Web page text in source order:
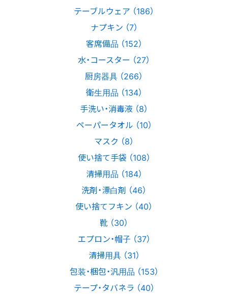
テーブルウェア （186）
ナプキン （7）
客席備品 （152）
水・コースター （27）
厨房器具 （266）
衛生用品 （134）
手洗い・消毒液 （8）
ペーパータオル （10）
マスク （8）
使い捨て手袋 （108）
清掃用品 （184）
洗剤・漂白剤 （46）
使い捨てフキン （40）
靴 （30）
エプロン・帽子 （37）
清掃用具 （31）
包装・梱包・汎用品 （153）
テープ・タバネラ （40）